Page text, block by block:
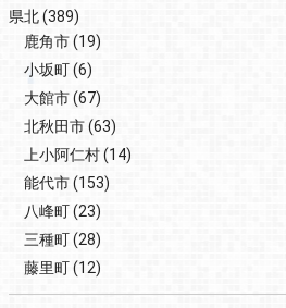
県北(389)
鹿角市(19)
小坂町(6)
大館市(67)
北秋田市(63)
上小阿仁村(14)
能代市(153)
八峰町(23)
三種町(28)
藤里町(12)